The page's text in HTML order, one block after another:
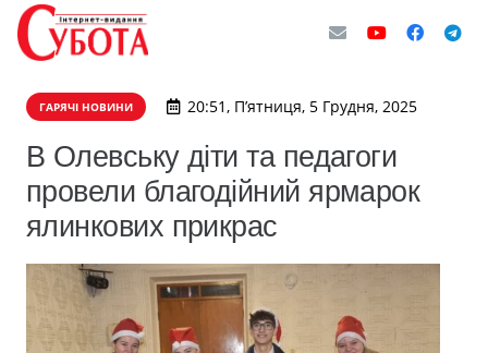
ГАРЯЧІ НОВИНИ 20:51, П’ятниця, 5 Грудня, 2025
В Олевську діти та педагоги
провели благодійний ярмарок
ялинкових прикрас